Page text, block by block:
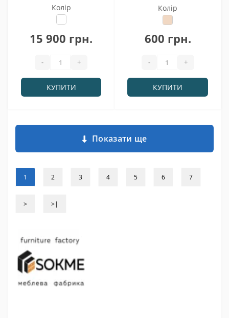
Колір
15 900 грн.
- +
КУПИТИ
Колір
600 грн.
- +
КУПИТИ
Показати ще
1 2 3 4 5 6 7
> >|